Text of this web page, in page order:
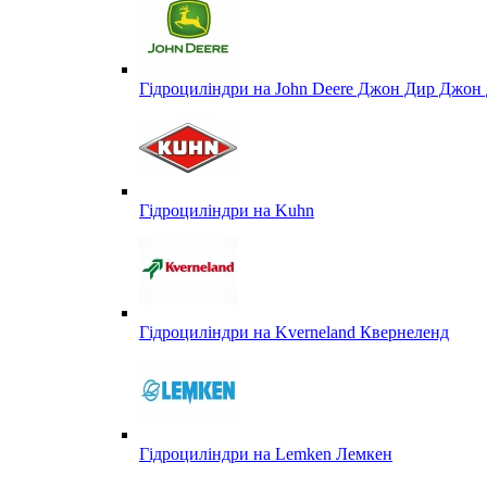
Гідроциліндри на John Deere Джон Дир Джон
Гідроциліндри на Kuhn
Гідроциліндри на Kverneland Квернеленд
Гідроциліндри на Lemken Лемкен